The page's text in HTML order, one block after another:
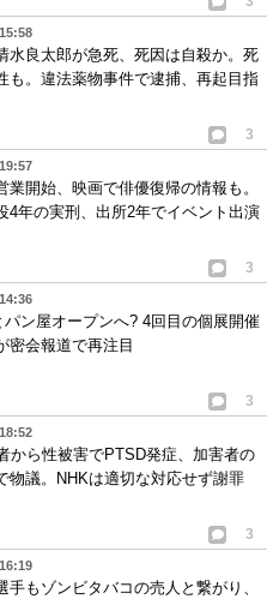
水良太郎が急死、死因は自殺か。死
も。違法薬物事件で逮捕、再起目指
3
業開始、映画で俳優復帰の情報も。
4年の実刑、出所2年でイベント出演
3
ン屋オープンへ? 4回目の個展開催
密会報道で再注目
3
から性被害でPTSD発症、加害者の
物議。NHKは適切な対応せず謝罪
3
手もゾンビタバコの売人と繋がり、